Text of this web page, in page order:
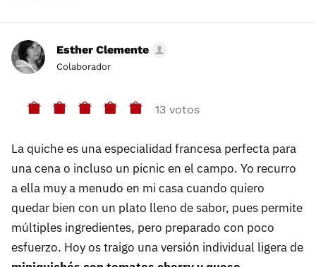
Esther Clemente
Colaborador
13 votos
La quiche es una especialidad francesa perfecta para
una cena o incluso un picnic en el campo. Yo recurro
a ella muy a menudo en mi casa cuando quiero
quedar bien con un plato lleno de sabor, pues permite
múltiples ingredientes, pero preparado con poco
esfuerzo. Hoy os traigo una versión individual ligera de